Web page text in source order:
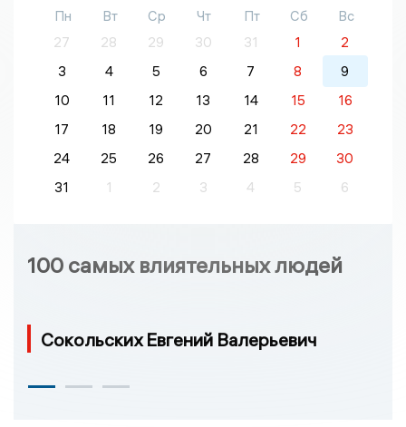
Пн Вт Ср Чт Пт Сб
Вс
27
28 29 30 31 1
2
3
4 5 6 7 8
9
10
11 12 13 14 15
16
17
18 19 20 21 22
23
24
25 26 27 28 29
30
31
1 2 3 4 5 6
100 самых влиятельных людей
Сокольских Евгений Валерьевич